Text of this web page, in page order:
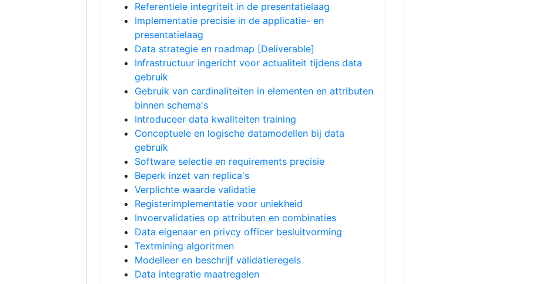
Referentiele integriteit in de presentatielaag
Implementatie precisie in de applicatie- en
presentatielaag
Data strategie en roadmap [Deliverable]
Infrastructuur ingericht voor actualiteit tijdens data
gebruik
Gebruik van cardinaliteiten in elementen en attributen
binnen schema's
Introduceer data kwaliteiten training
Conceptuele en logische datamodellen bij data
gebruik
Software selectie en requirements precisie
Beperk inzet van replica's
Verplichte waarde validatie
Registerimplementatie voor uniekheid
Invoervalidaties op attributen en combinaties
Data eigenaar en privcy officer besluitvorming
Textmining algoritmen
Modelleer en beschrijf validatieregels
Data integratie maatregelen